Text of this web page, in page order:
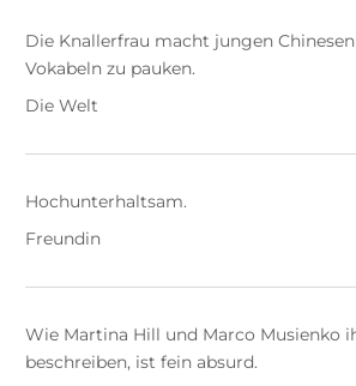
Die Knallerfrau macht jungen
Vokabeln zu pauken.
Die Welt
Hochunterhaltsam.
Freundin
Wie Martina Hill und Marco Musienko
beschreiben, ist fein absurd.